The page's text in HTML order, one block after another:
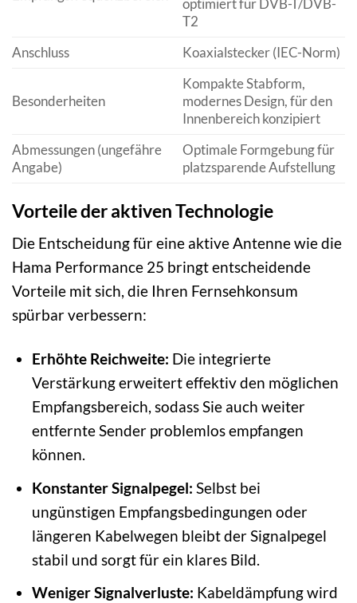
optimiert für DVB-T/DVB-
T2
Anschluss
Koaxialstecker (IEC-Norm)
Besonderheiten
Kompakte Stabform,
modernes Design, für den
Innenbereich konzipiert
Abmessungen (ungefähre
Angabe)
Optimale Formgebung für
platzsparende Aufstellung
Vorteile der aktiven Technologie
Die Entscheidung für eine aktive Antenne wie die
Hama Performance 25 bringt entscheidende
Vorteile mit sich, die Ihren Fernsehkonsum
spürbar verbessern:
Erhöhte Reichweite: Die integrierte
Verstärkung erweitert effektiv den möglichen
Empfangsbereich, sodass Sie auch weiter
entfernte Sender problemlos empfangen
können.
Konstanter Signalpegel: Selbst bei
ungünstigen Empfangsbedingungen oder
längeren Kabelwegen bleibt der Signalpegel
stabil und sorgt für ein klares Bild.
Weniger Signalverluste: Kabeldämpfung wird